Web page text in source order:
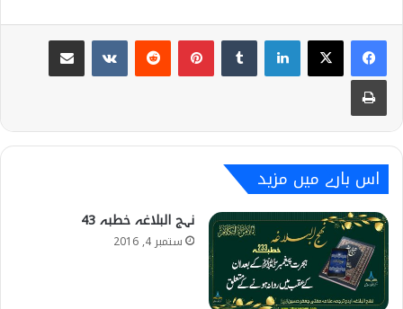
اس بارے میں مزید
نہج البلاغہ خطبہ 43
ستمبر 4, 2016